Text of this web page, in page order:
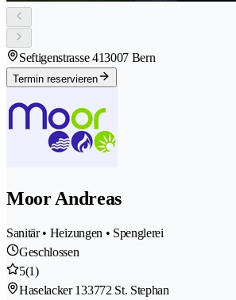
Seftigenstrasse 413007 Bern
Termin reservieren
Moor Andreas
Sanitär • Heizungen • Spenglerei
Geschlossen
5(1)
Haselacker 133772 St. Stephan